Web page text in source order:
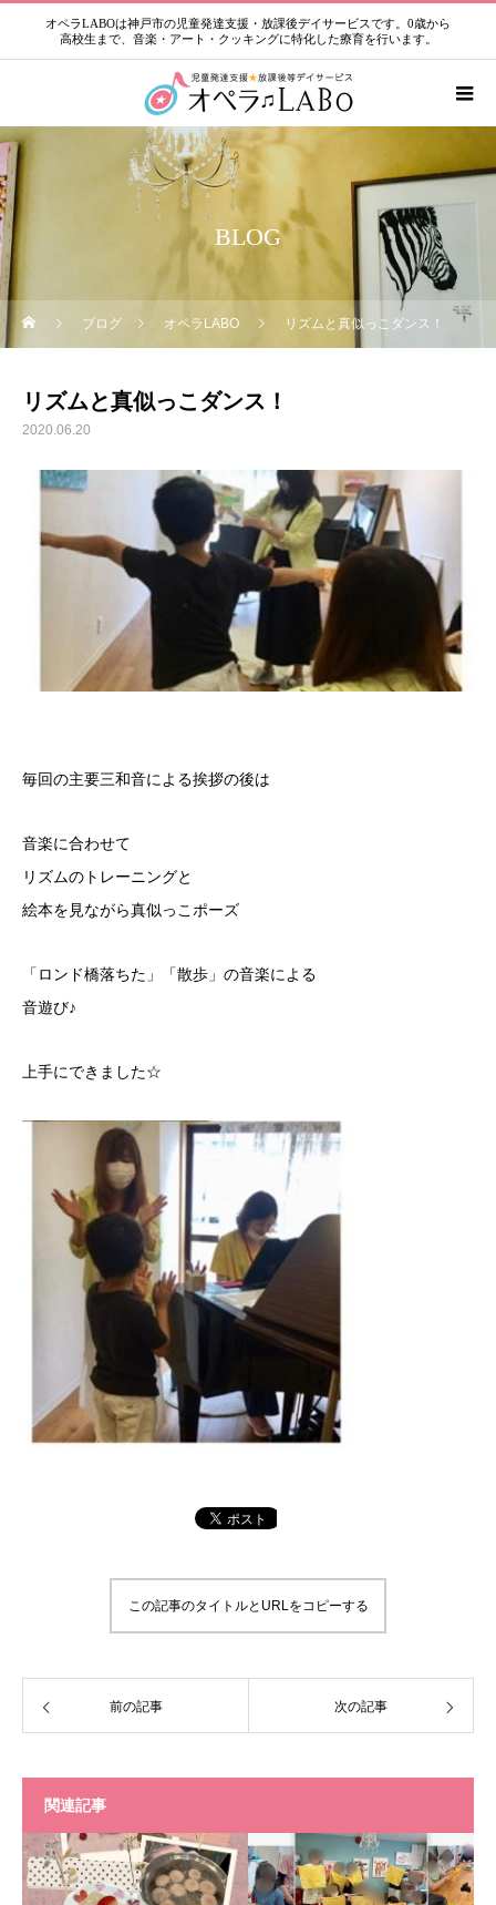
オペラLABOは神戸市の児童発達支援・放課後デイサービスです。0歳から
高校生まで、音楽・アート・クッキングに特化した療育を行います。
BLOG
ブログ オペラLABO リズムと真似っこダンス！
リズムと真似っこダンス！
2020.06.20
毎回の主要三和音による挨拶の後は
音楽に合わせて
リズムのトレーニングと
絵本を見ながら真似っこポーズ
「ロンド橋落ちた」「散歩」の音楽による
音遊び♪
上手にできました☆
この記事のタイトルとURLをコピーする
前の記事 次の記事
関連記事